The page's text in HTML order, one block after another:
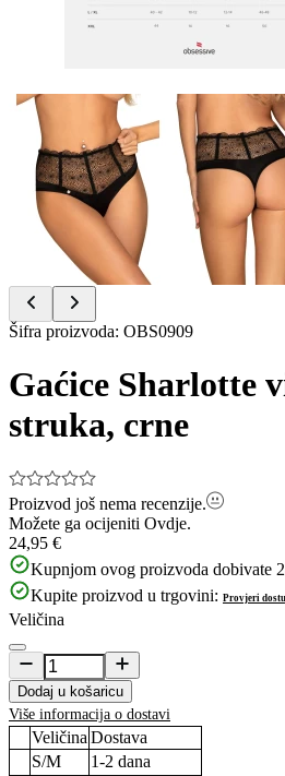
Item
of
3
Šifra proizvoda: OBS0909
Gaćice Sharlotte
struka, crne
Proizvod još nema recenzije.
Možete ga ocijeniti Ovdje.
24,95 €
Kupnjom ovog proizvoda dobivate
Kupite proizvod u trgovini: Provjeri
Veličina
Dodaj u košaricu
Više informacija o dostavi
Veličina Dostava
S/M
1-2 dana